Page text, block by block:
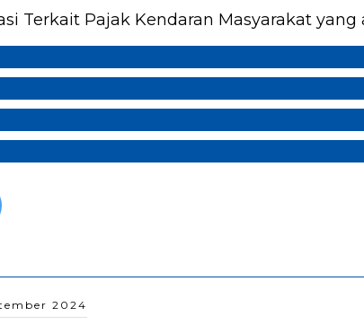
Terkait Pajak Kendaran Masyarakat
2024